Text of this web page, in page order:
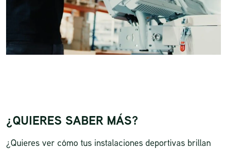
¿QUIERES SABER MÁS?
¿Quieres ver cómo tus instalaciones deportivas brillan